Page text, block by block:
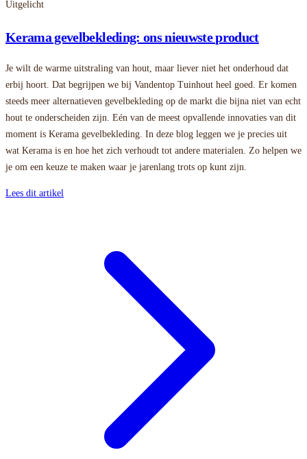
Uitgelicht
Kerama gevelbekleding: ons nieuwste product
Je wilt de warme uitstraling van hout, maar liever niet het onderhoud dat
erbij hoort. Dat begrijpen we bij Vandentop Tuinhout heel goed. Er komen
steeds meer alternatieven gevelbekleding op de markt die bijna niet van echt
hout te onderscheiden zijn. Eén van de meest opvallende innovaties van dit
moment is Kerama gevelbekleding. In deze blog leggen we je precies uit
wat Kerama is en hoe het zich verhoudt tot andere materialen. Zo helpen we
je om een keuze te maken waar je jarenlang trots op kunt zijn.
Lees dit artikel